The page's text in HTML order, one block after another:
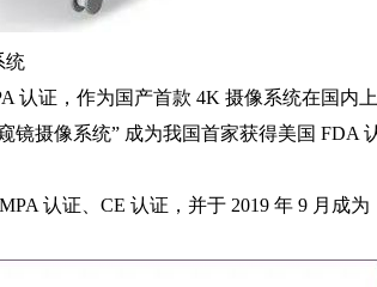
统
认证，作为国产首款 4K 摄像系统在国内上
镜摄像系统” 成为我国首家获得美国 FDA
认证、CE 认证，并于 2019 年 9 月成为